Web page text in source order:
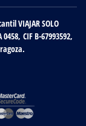
VIAJAR SOLO
CIF B-67993592,